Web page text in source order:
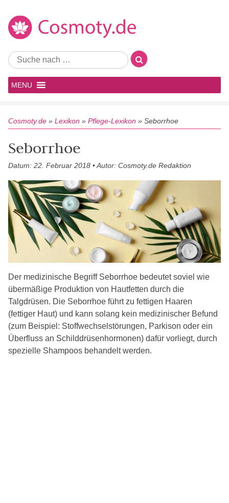
MENU
Cosmoty.de » Lexikon » Pflege-Lexikon » Seborrhoe
Seborrhoe
Datum: 22. Februar 2018 • Autor: Cosmoty.de Redaktion
Der medizinische Begriff Seborrhoe bedeutet soviel wie
übermäßige Produktion von Hautfetten durch die
Talgdrüsen. Die Seborrhoe führt zu fettigen Haaren
(fettiger Haut) und kann solang kein medizinischer Befund
(zum Beispiel: Stoffwechselstörungen, Parkison oder ein
Überfluss an Schilddrüsenhormonen) dafür vorliegt, durch
spezielle Shampoos behandelt werden.